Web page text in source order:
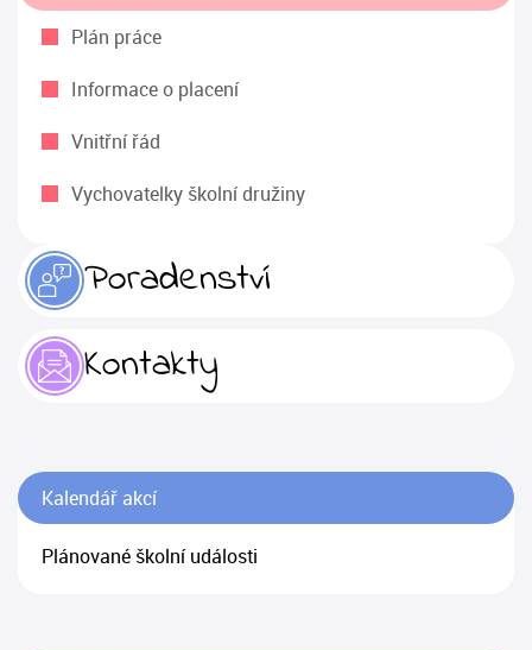
Plán práce
Informace o placení
Vnitřní řád
Vychovatelky školní družiny
Poradenství
Kontakty
Kalendář akcí
Plánované školní události